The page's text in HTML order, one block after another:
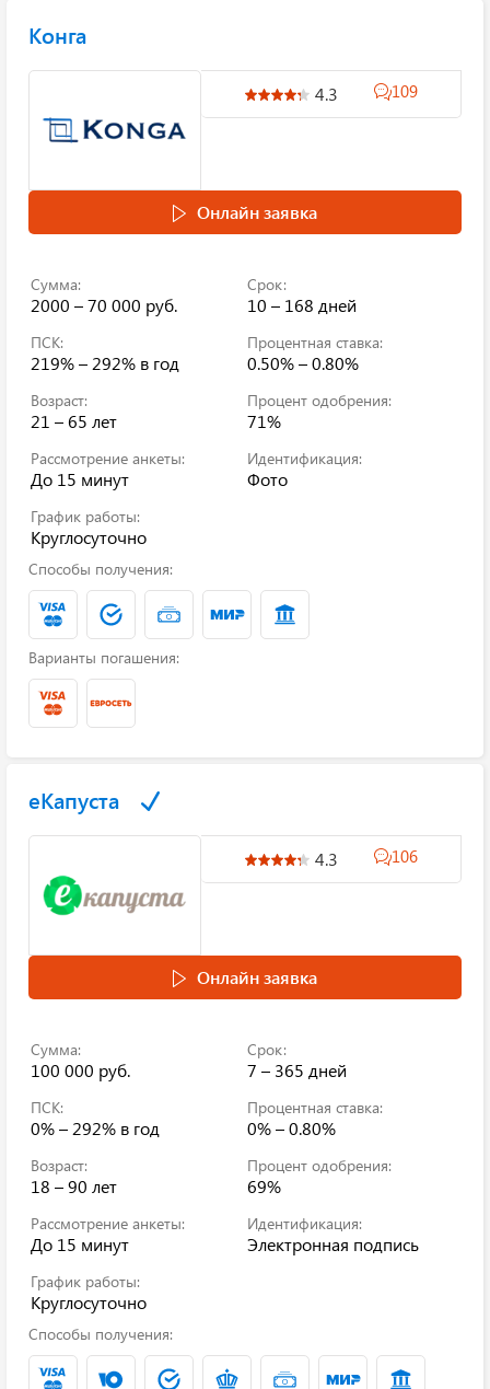
Конга
4.3 109
Онлайн заявка
Сумма:
2000 – 70 000 руб.
Срок:
10 – 168 дней
ПСК:
219% – 292% в год
Процентная ставка:
0.50% – 0.80%
Возраст:
21 – 65 лет
Процент одобрения:
71%
Рассмотрение анкеты:
До 15 минут
Идентификация:
Фото
График работы:
Круглосуточно
Способы получения:
Варианты погашения:
еКапуста
4.3 106
Онлайн заявка
Сумма:
100 000 руб.
Срок:
7 – 365 дней
ПСК:
0% – 292% в год
Процентная ставка:
0% – 0.80%
Возраст:
18 – 90 лет
Процент одобрения:
69%
Рассмотрение анкеты:
До 15 минут
Идентификация:
Электронная подпись
График работы:
Круглосуточно
Способы получения: